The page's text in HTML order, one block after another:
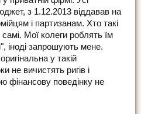
з 1.12.2013 віддавав на
і партизанам. Хто такі
Мої колеги роблять їм
іноді запрошують мене.
у такій
не вичистять ригів і
фінансову поведінку не